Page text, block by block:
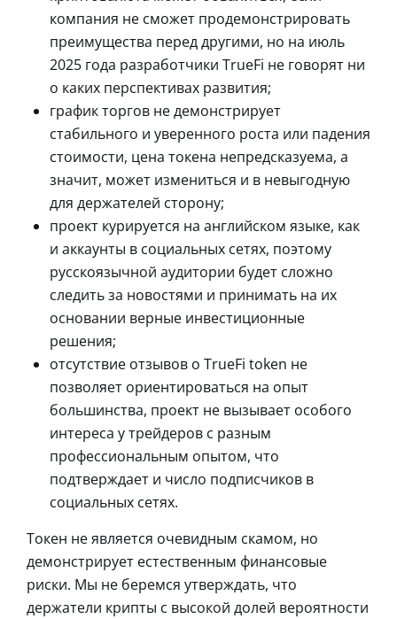
компания не сможет продемонстрировать
преимущества перед другими, но на июль
2025 года разработчики TrueFi не говорят ни
о каких перспективах развития;
график торгов не демонстрирует
стабильного и уверенного роста или падения
стоимости, цена токена непредсказуема, а
значит, может измениться и в невыгодную
для держателей сторону;
проект курируется на английском языке, как
и аккаунты в социальных сетях, поэтому
русскоязычной аудитории будет сложно
следить за новостями и принимать на их
основании верные инвестиционные
решения;
отсутствие отзывов о TrueFi token не
позволяет ориентироваться на опыт
большинства, проект не вызывает особого
интереса у трейдеров с разным
профессиональным опытом, что
подтверждает и число подписчиков в
социальных сетях.
Токен не является очевидным скамом, но
демонстрирует естественным финансовые
риски. Мы не беремся утверждать, что
держатели крипты с высокой долей вероятности